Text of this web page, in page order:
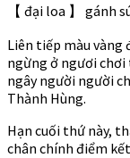
【 đại loa 】 gánh
Liên tiếp màu
ngừng ở ngươi
ngây người người
Thành Hùng.
Hạn cuối thứ này,
chân chính điểm